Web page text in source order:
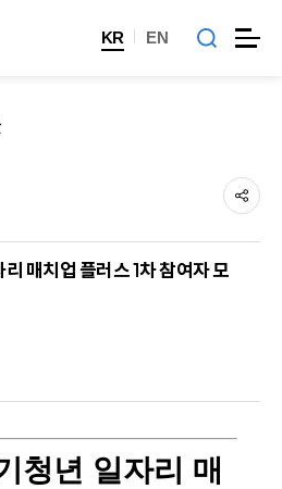
KR EN
매치업 플러스 1차 참여자 모
청년 일자리 매